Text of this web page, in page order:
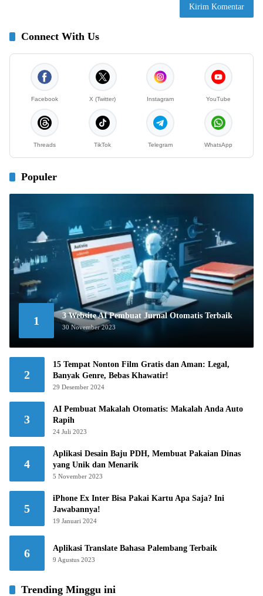
Connect With Us
Facebook X (Twitter) Instagram YouTube
Threads TikTok Telegram WhatsApp
Populer
1 3 Website AI Pembuat Jurnal Otomatis Terbaik
30 November 2023
2
15 Tempat Nonton Film Gratis dan Aman: Legal,
Banyak Genre, Bebas Khawatir!
29 Desember 2024
3
AI Pembuat Makalah Otomatis: Makalah Anda Auto
Rapih
24 Juli 2023
4
Aplikasi Desain Baju PDH, Membuat Pakaian Dinas
yang Unik dan Menarik
5 November 2023
5
iPhone Ex Inter Bisa Pakai Kartu Apa Saja? Ini
Jawabannya!
19 Januari 2024
6 Aplikasi Translate Bahasa Palembang Terbaik
9 Agustus 2023
Trending Minggu ini